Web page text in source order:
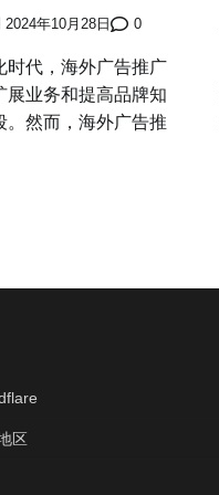
2024年10月28日 0
时代，海外广告推广
展业务和提高品牌知
。然而，海外广告推
区